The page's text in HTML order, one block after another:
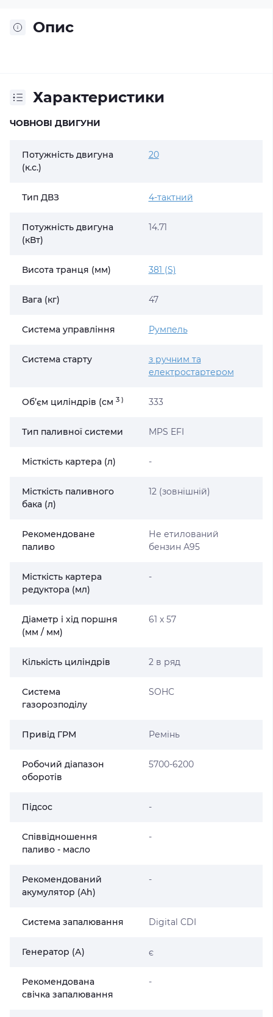
Опис
Характеристики
ЧОВНОВІ ДВИГУНИ
Потужність двигуна
(к.с.)
20
Тип ДВЗ 4-тактний
Потужність двигуна
(кВт)
14.71
Висота транця (мм) 381 (S)
Вага (кг) 47
Система управління Румпель
Система старту
з ручним та
електростартером
Об’єм циліндрів (cм 3 ) 333
Тип паливної системи MPS EFI
Місткість картера (л) -
Місткість паливного
бака (л)
12 (зовнішній)
Рекомендоване
паливо
Не етилований
бензин А95
Місткість картера
редуктора (мл)
-
Діаметр і хід поршня
(мм / мм)
61 x 57
Кількість циліндрів 2 в ряд
Система
газорозподілу
SOHC
Привід ГРМ Ремінь
Робочий діапазон
оборотів
5700-6200
Підсос -
Співвідношення
паливо - масло
-
Рекомендований
акумулятор (Ah)
-
Система запалювання Digital CDI
Генератор (А) є
Рекомендована
свічка запалювання
-